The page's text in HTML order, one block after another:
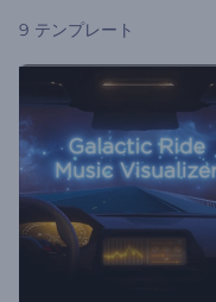
9 テンプレート